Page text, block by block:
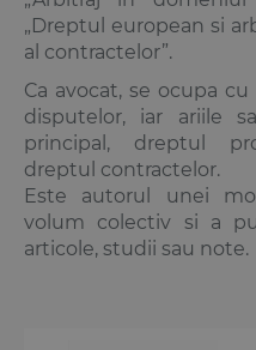
„Dreptul european si
al contractelor”.
Ca avocat, se ocupa
disputelor, iar ariile
principal, dreptul
dreptul contractelor.
Este autorul unei
volum colectiv si a
articole, studii sau note.